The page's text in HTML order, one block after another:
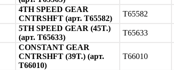
4TH SPEED GEAR
CNTRSHFT (арт. T65582)
T65582
5TH SPEED GEAR (45T.)
(арт. T65633)
T65633
CONSTANT GEAR
CNTRSHFT (39T.) (арт.
T66010)
T66010